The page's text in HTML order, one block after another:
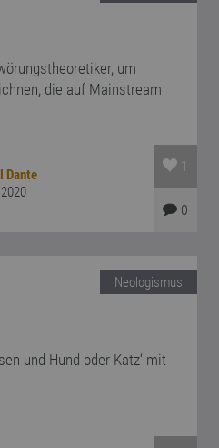
um
die auf Mainstream
Dante
1
0
Neologismus
und Hund oder Katz‘ mit